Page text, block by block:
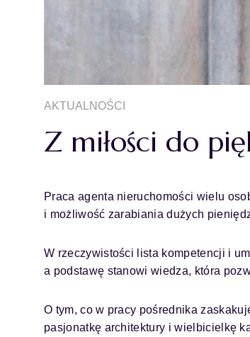
AKTUALNOŚCI
Z miłości do
Praca agenta nieruchomości wielu
i możliwość zarabiania dużych
W rzeczywistości lista kompetencji i
a podstawę stanowi wiedza, która
O tym, co w pracy pośrednika
pasjonatkę architektury i wielbicielkę